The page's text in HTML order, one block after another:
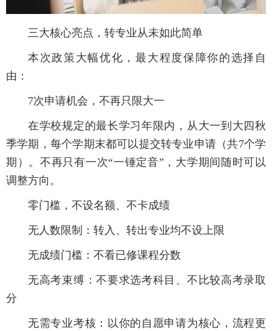
三大核心亮点，转专业从未如此简单
本次政策大幅优化，最大程度保障你的选择自
由：
7次申请机会，不再只限大一
在学校规定的最长学习年限内，从大一到大四秋
季学期，每个学期末都可以提交转专业申请（共7个学
期）。不再只有一次“一锤定音”，大学期间随时可以
调整方向。
零门槛，不设名额、不卡成绩
无人数限制：转入、转出专业均不设上限
无成绩门槛：不看已修课程分数
无高考束缚：不要求选考科目、不比较高考录取
分
无需专业考核：以你的自愿申请为核心，流程更